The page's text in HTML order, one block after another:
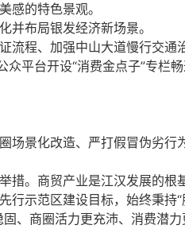
感的特色景观。
布局银发经济新场景。
程、加强中山大道慢行交通
平台开设“消费金点子”专栏
场景化改造、严打假冒伪劣行
措。商贸产业是江汉发展的根
示范区建设目标，始终秉持“
、商圈活力更充沛、消费潜力